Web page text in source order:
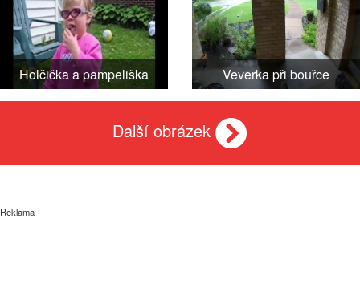
Holčička a pampeliška Veverka při bouřce
Další obrázek
Reklama